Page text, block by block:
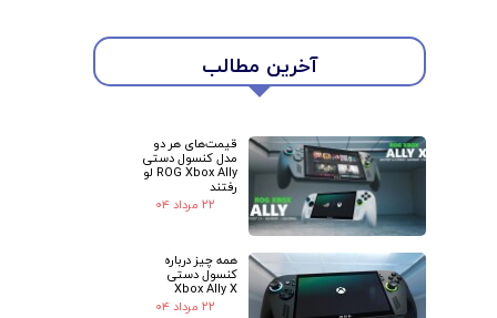
آخرین مطالب
قیمت‌های هر دو
مدل کنسول دستی
ROG Xbox Ally لو
رفتند
۲۲ مرداد ۰۴
همه چیز درباره
کنسول دستی
Xbox Ally X
۲۲ مرداد ۰۴